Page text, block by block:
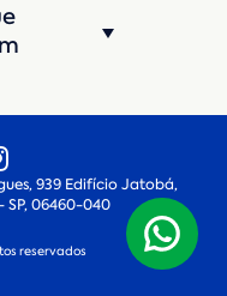
939 Edifício Jatobá,
SP, 06460-040
reservados